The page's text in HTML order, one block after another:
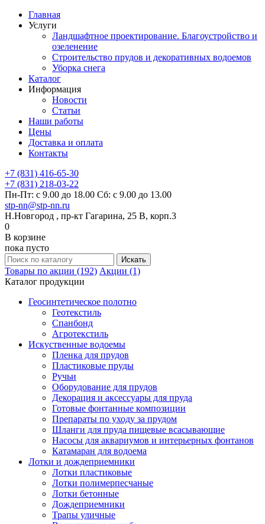
Главная
Услуги
Ландшафтное проектирование. Благоустройство и
озеленение
Строительство прудов и декоративных водоемов
Уборка снега
Каталог
Информация
Новости
Статьи
Наши работы
Цены
Доставка и оплата
Контакты
+7 (831) 416-65-30
+7 (831) 218-03-22
Пн-Пт: с 9.00 до 18.00 Сб: с 9.00 до 13.00
stp-nn@stp-nn.ru
Н.Новгород , пр-кт Гагарина, 25 В, корп.3
0
В корзине
пока пусто
Товары по акции (192) Акции (1)
Каталог продукции
Геосинтетическое полотно
Геотекстиль
Спанбонд
Агротекстиль
Искуственные водоемы
Пленка для прудов
Пластиковые пруды
Ручьи
Оборудование для прудов
Декорация и аксессуары для пруда
Готовые фонтанные композиции
Препараты по уходу за прудом
Шланги для пруда пищевые всасывающие
Насосы для аквариумов и интерьерных фонтанов
Катамаран для водоема
Лотки и дождеприемники
Лотки пластиковые
Лотки полимерпесчаные
Лотки бетонные
Дождеприемники
Трапы уличные